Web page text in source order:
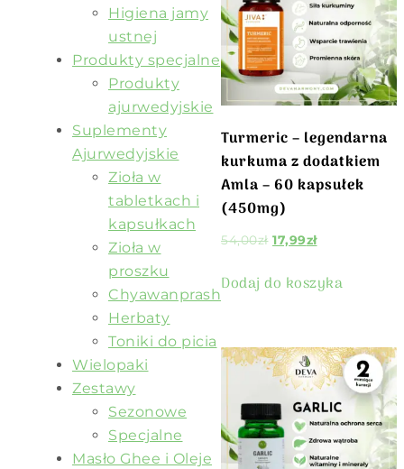
Higiena jamy
ustnej
Produkty specjalne
Produkty
ajurwedyjskie
Suplementy
Ajurwedyjskie
Zioła w
tabletkach i
kapsułkach
Zioła w
proszku
Chyawanprash
Herbaty
Toniki do picia
Wielopaki
Zestawy
Sezonowe
Specjalne
Masło Ghee i Oleje
Turmeric – legendarna
kurkuma z dodatkiem
Amla – 60 kapsułek
(450mg)
54,00zł 17,99zł
Dodaj do koszyka